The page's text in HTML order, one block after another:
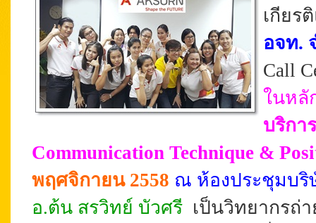
เกียร
อจท.
Call
ในหลั
บริกา
Communication Technique &
พฤศจิกายน 2558 ณ ห้องประชุมบ
อ.ต้น สรวิทย์ บัวศรี เป็นวิทยากรถ่